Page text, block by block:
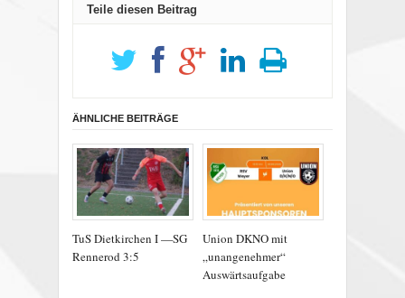
Teile diesen Beitrag
ÄHNLICHE BEITRÄGE
TuS Dietkirchen I —SG
Rennerod 3:5
Union DKNO mit
„unangenehmer“
Auswärtsaufgabe